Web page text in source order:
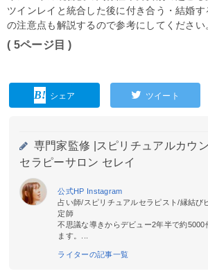
ツインレイと統合した後に付き合う・結婚
の注意点も解説するので参考にしてください
( 5ページ目 )
シェア ツイート
専門家監修 |
スピリチュアルカウ
セラピーサロン セレイ
公式HP Instagram
占い師/スピリチュアルセラピスト/縁結び
定師
不思議な導きからデビュー2年半で約5000
ます。...
ライターの記事一覧